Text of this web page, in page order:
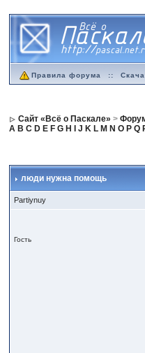
Правила форума ::
Сайт «Всё о Паскале» >
A B C D E F G H J K L M N O P Q
люди нужна помощь
Partiynuy
Гость